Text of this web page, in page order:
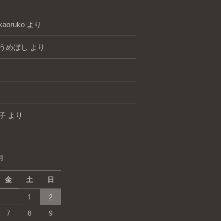
より
うめぼし より
より
金 土 日
1 2
7 8 9